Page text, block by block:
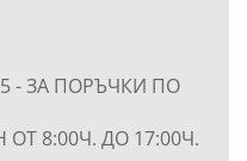
- ЗА ПОРЪЧКИ ПО
ОТ 8:00Ч. ДО 17:00Ч.